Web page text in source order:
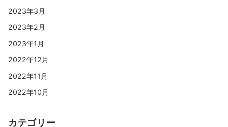
2023年3月
2023年2月
2023年1月
2022年12月
2022年11月
2022年10月
カテゴリー